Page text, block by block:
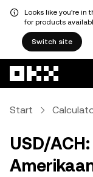
Looks like you're in
for products
Switch site
Start
USD/